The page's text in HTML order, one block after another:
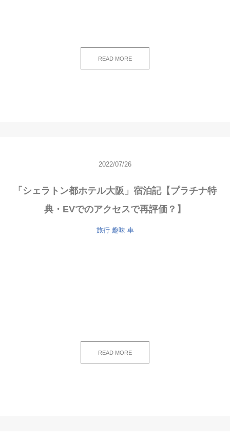
READ MORE
2022/07/26
「シェラトン都ホテル大阪」宿泊記【プラチナ特
典・EVでのアクセスで再評価？】
旅行 趣味 車
READ MORE